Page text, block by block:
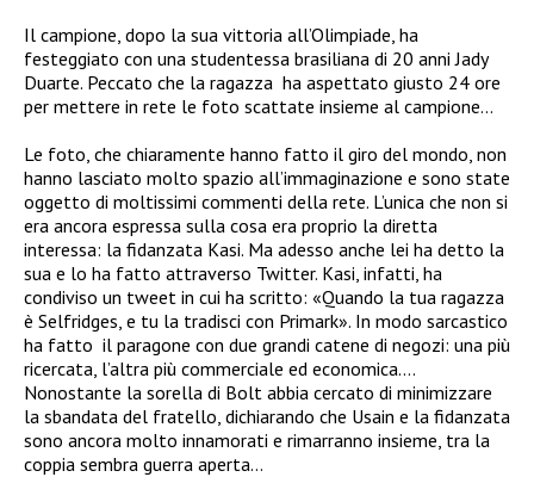
Il campione, dopo la sua vittoria all’Olimpiade, ha
festeggiato con una studentessa brasiliana di 20 anni Jady
Duarte. Peccato che la ragazza ha aspettato giusto 24 ore
per mettere in rete le foto scattate insieme al campione…
Le foto, che chiaramente hanno fatto il giro del mondo, non
hanno lasciato molto spazio all’immaginazione e sono state
oggetto di moltissimi commenti della rete. L’unica che non si
era ancora espressa sulla cosa era proprio la diretta
interessa: la fidanzata Kasi. Ma adesso anche lei ha detto la
sua e lo ha fatto attraverso Twitter. Kasi, infatti, ha
condiviso un tweet in cui ha scritto: «Quando la tua ragazza
è Selfridges, e tu la tradisci con Primark». In modo sarcastico
ha fatto il paragone con due grandi catene di negozi: una più
ricercata, l’altra più commerciale ed economica….
Nonostante la sorella di Bolt abbia cercato di minimizzare
la sbandata del fratello, dichiarando che Usain e la fidanzata
sono ancora molto innamorati e rimarranno insieme, tra la
coppia sembra guerra aperta…